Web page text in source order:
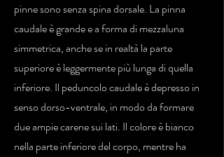
pinne sono senza spina dorsale. La pinna
caudale è grande e a forma di mezzaluna
simmetrica, anche se in realtà la parte
superiore è leggermente più lunga di quella
inferiore. Il peduncolo caudale è depresso in
senso dorso-ventrale, in modo da formare
due ampie carene sui lati. Il colore è bianco
nella parte inferiore del corpo, mentre ha